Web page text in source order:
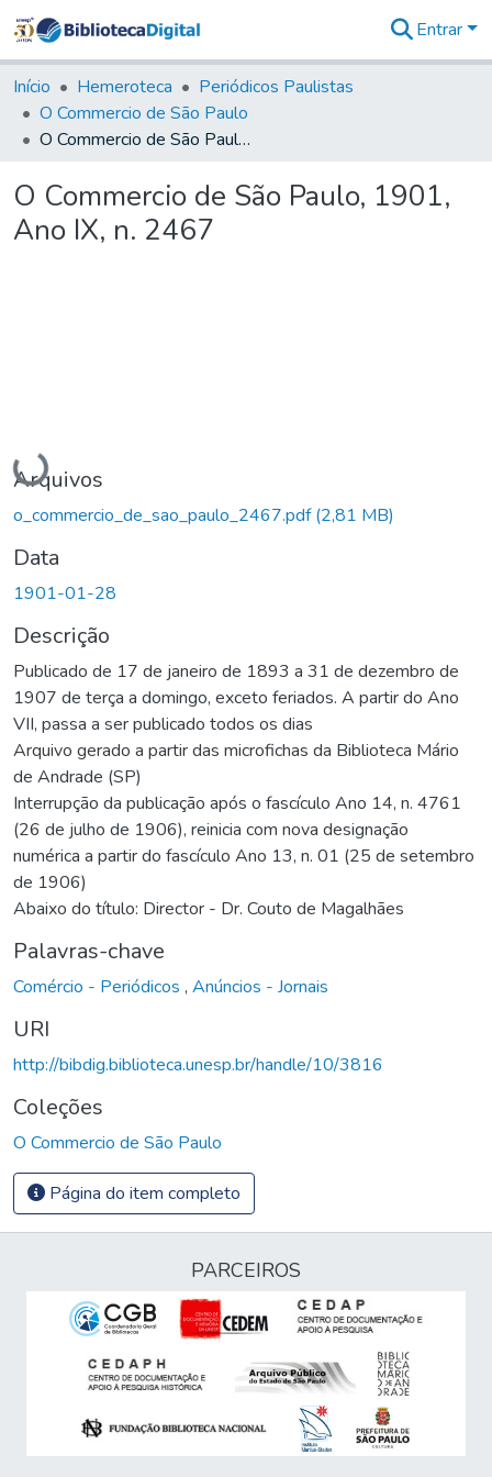
&
Coleções
Tudo na
Biblioteca
Estatísticas
Entrar
Início Hemeroteca
Periódicos Paulistas
O Commercio de São Paulo
O Commercio de São Paulo, 1901, Ano IX, n. 2467
O Commercio de São Paulo, 1901,
Ano IX, n. 2467
Carregando...
Arquivos
o_commercio_de_sao_paulo_2467.pdf(2,81 MB)
Data
1901-01-28
Descrição
Publicado de 17 de janeiro de 1893 a 31 de dezembro de
1907 de terça a domingo, exceto feriados. A partir do Ano
VII, passa a ser publicado todos os dias
Arquivo gerado a partir das microfichas da Biblioteca Mário
de Andrade (SP)
Interrupção da publicação após o fascículo Ano 14, n. 4761
(26 de julho de 1906), reinicia com nova designação
numérica a partir do fascículo Ano 13, n. 01 (25 de setembro
de 1906)
Abaixo do título: Director - Dr. Couto de Magalhães
Palavras-chave
Comércio - Periódicos , Anúncios - Jornais
URI
http://bibdig.biblioteca.unesp.br/handle/10/3816
Coleções
O Commercio de São Paulo
Página do item completo
PARCEIROS